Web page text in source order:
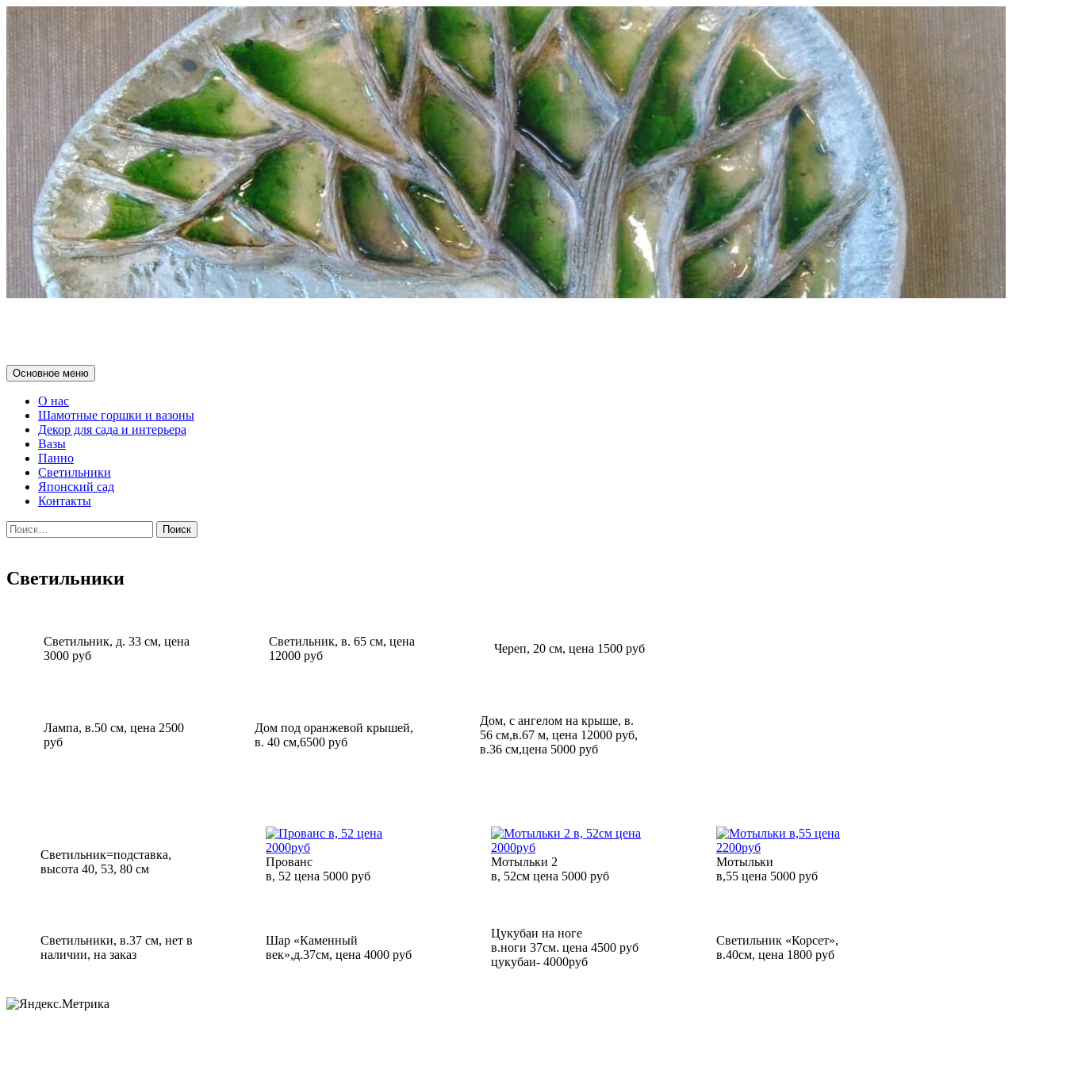
Перейти
содержимому
Поиск
Основное меню
О нас
Шамотные горшки и вазоны
Декор для сада и интерьера
Вазы
Панно
Светильники
Японский сад
Контакты
Найти:
Светильники
Светильник, д. 33 см, цена
3000 руб
Светильник, в. 65 см, цена
12000 руб
Череп, 20 см, цена 1500 руб
Лампа, в.50 см, цена 2500
руб
Дом под оранжевой крышей,
в. 40 см,6500 руб
Дом, с ангелом на крыше, в.
56 см,в.67 м, цена 12000 руб,
в.36 см,цена 5000 руб
Светильник=подставка,
высота 40, 53, 80 см
Прованс
в, 52 цена 5000 руб
Мотыльки 2
в, 52см цена 5000 руб
Мотыльки
в,55 цена 5000 руб
Светильники, в.37 см, нет в
наличии, на заказ
Шар «Каменный
век»,д.37см, цена 4000 руб
Цукубаи на ноге
в.ноги 37см. цена 4500 руб
цукубаи- 4000руб
Светильник «Корсет»,
в.40см, цена 1800 руб